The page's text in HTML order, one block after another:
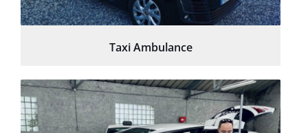
Taxi Ambulance